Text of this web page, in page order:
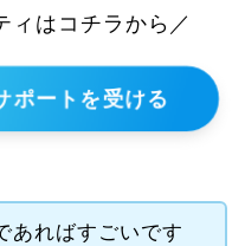
ィはコチラから／
ポートを受ける
あればすごいです